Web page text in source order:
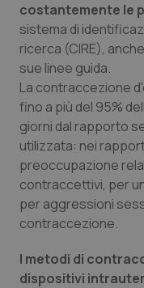
Provincia
Provincia
Puglia
Sardegna
Sicilia
Toscana
Umbria
Infezioni &
Ipertensione &
Malattie rare
Malattia di
Neuroscienze
Obesità
Oftalmologia
costantemente le
sistema di
ricerca (CIRE),
sue linee guida.
La contraccezione
fino a più del 95%
giorni dal rapporto
utilizzata: nei
preoccupazione
contraccettivi, per
per aggressioni
contraccezione.
I metodi di
dispositivi